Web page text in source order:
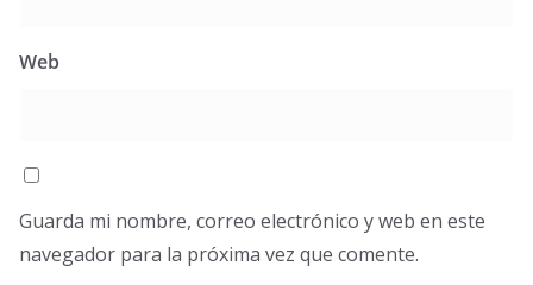
Web
Guarda mi nombre, correo electrónico y web en este
navegador para la próxima vez que comente.